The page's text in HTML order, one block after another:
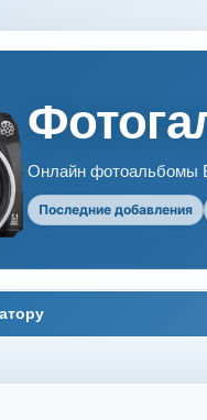
Онлайн фотоальбомы
Последние добавления